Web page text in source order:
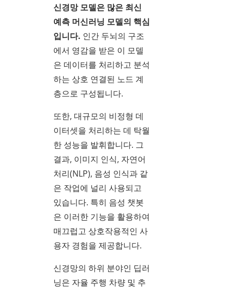
신경망 모델은 많은 최신
예측 머신러닝 모델의 핵심
입니다. 인간 두뇌의 구조
에서 영감을 받은 이 모델
은 데이터를 처리하고 분석
하는 상호 연결된 노드 계
층으로 구성됩니다.
또한, 대규모의 비정형 데
이터셋을 처리하는 데 탁월
한 성능을 발휘합니다. 그
결과, 이미지 인식, 자연어
처리(NLP), 음성 인식과 같
은 작업에 널리 사용되고
있습니다. 특히 음성 챗봇
은 이러한 기능을 활용하여
매끄럽고 상호작용적인 사
용자 경험을 제공합니다.
신경망의 하위 분야인 딥러
닝은 자율 주행 차량 및 추